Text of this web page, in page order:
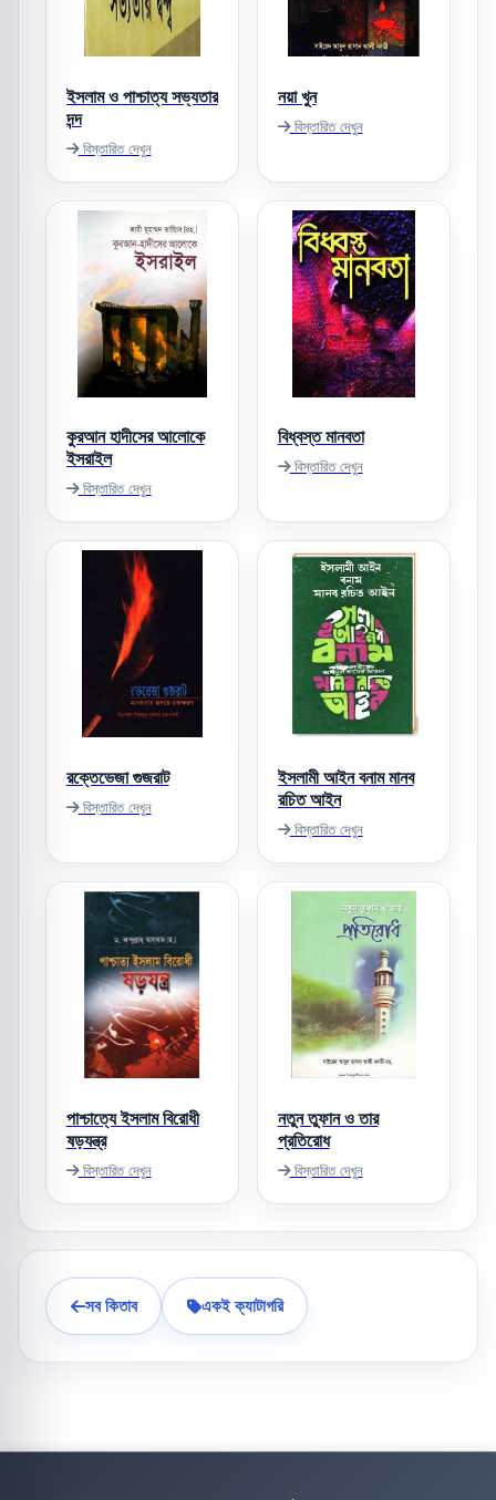
ইসলাম ও পাশ্চাত্য সভ্যতার
দন্দ
বিস্তারিত দেখুন
নয়া খুন
বিস্তারিত দেখুন
কুরআন হাদীসের আলোকে
ইসরাইল
বিস্তারিত দেখুন
বিধ্বস্ত মানবতা
বিস্তারিত দেখুন
রক্তেভেজা গুজরাট
বিস্তারিত দেখুন
ইসলামী আইন বনাম মানব
রচিত আইন
বিস্তারিত দেখুন
পাশ্চাত্যে ইসলাম বিরোধী
ষড়যন্ত্র
বিস্তারিত দেখুন
নতুন তুফান ও তার
প্রতিরোধ
বিস্তারিত দেখুন
সব কিতাব একই ক্যাটাগরি